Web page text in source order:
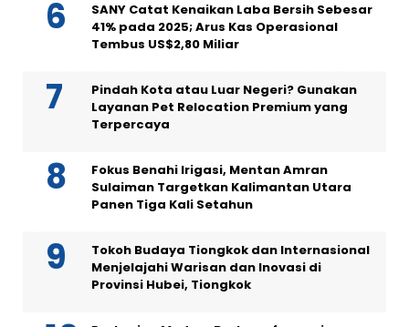
SANY Catat Kenaikan Laba Bersih Sebesar
41% pada 2025; Arus Kas Operasional
Tembus US$2,80 Miliar
Pindah Kota atau Luar Negeri? Gunakan
Layanan Pet Relocation Premium yang
Terpercaya
Fokus Benahi Irigasi, Mentan Amran
Sulaiman Targetkan Kalimantan Utara
Panen Tiga Kali Setahun
Tokoh Budaya Tiongkok dan Internasional
Menjelajahi Warisan dan Inovasi di
Provinsi Hubei, Tiongkok